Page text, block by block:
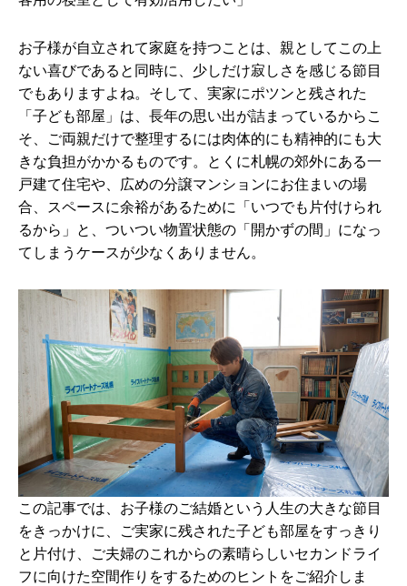
お子様が自立されて家庭を持つことは、親としてこの上
ない喜びであると同時に、少しだけ寂しさを感じる節目
でもありますよね。そして、実家にポツンと残された
「子ども部屋」は、長年の思い出が詰まっているからこ
そ、ご両親だけで整理するには肉体的にも精神的にも大
きな負担がかかるものです。とくに札幌の郊外にある一
戸建て住宅や、広めの分譲マンションにお住まいの場
合、スペースに余裕があるために「いつでも片付けられ
るから」と、ついつい物置状態の「開かずの間」になっ
てしまうケースが少なくありません。
この記事では、お子様のご結婚という人生の大きな節目
をきっかけに、ご実家に残された子ども部屋をすっきり
と片付け、ご夫婦のこれからの素晴らしいセカンドライ
フに向けた空間作りをするためのヒントをご紹介しま